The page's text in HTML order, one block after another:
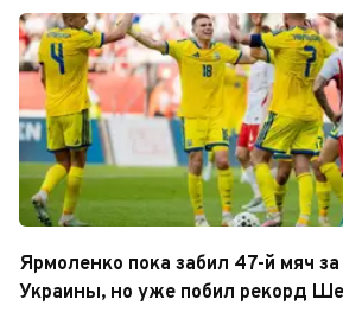
Ярмоленко пока забил 47-й мяч
Украины, но уже побил рекорд